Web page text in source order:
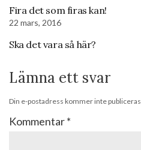
Fira det som firas kan!
22 mars, 2016
Ska det vara så här?
Lämna ett svar
Din e-postadress kommer inte publiceras.
Kommentar*